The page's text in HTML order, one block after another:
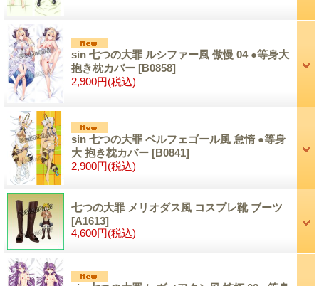
sin 七つの大罪 ルシファー風 傲慢 04 ●等身大
抱き枕カバー [B0858]
2,900円(税込)
sin 七つの大罪 ベルフェゴール風 怠惰 ●等身
大 抱き枕カバー [B0841]
2,900円(税込)
七つの大罪 メリオダス風 コスプレ靴 ブーツ
[A1613]
4,600円(税込)